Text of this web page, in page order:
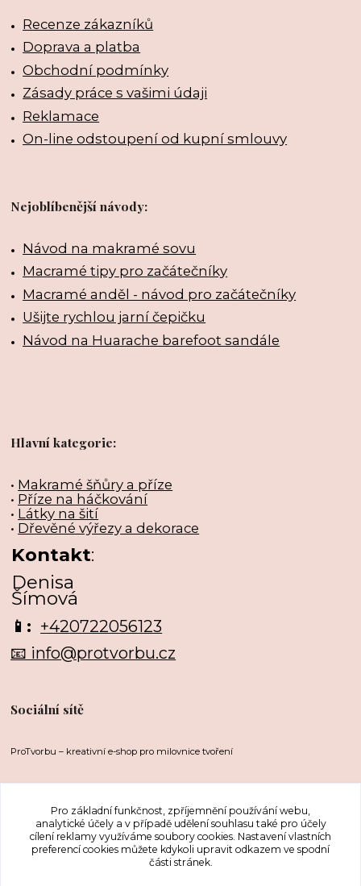
Recenze zákazníků
Doprava a platba
Obchodní podmínky
Zásady práce s vašimi údaji
Reklamace
On-line odstoupení od kupní smlouvy
Nejoblíbenější návody:
Návod na makramé sovu
Macramé tipy pro začátečníky
Macramé anděl - návod pro začátečníky
Ušijte rychlou jarní čepičku
Návod na Huarache barefoot sandále
Hlavní kategorie:
• Makramé šňůry a příze
• Příze na háčkování
• Látky na šití
• Dřevěné výřezy a dekorace
Kontakt:
Denisa
Šímová
📱: +420722056123
📧 info@protvorbu.cz
Sociální sítě
ProTvorbu – kreativní e-shop pro milovnice tvoření
Pro základní funkčnost, zpříjemnění používání webu,
analytické účely a v případě udělení souhlasu také pro účely
cílení reklamy využíváme soubory cookies. Nastavení vlastních
preferencí cookies můžete kdykoli upravit odkazem ve spodní
části stránek.